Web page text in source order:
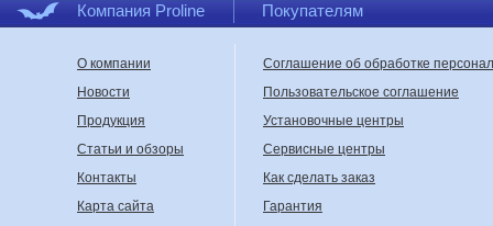
Компания Proline Покупателям
О компании
Новости
Продукция
Статьи и обзоры
Контакты
Карта сайта
Соглашение об обработке
Пользовательское соглашение
Установочные центры
Сервисные центры
Как сделать заказ
Гарантия